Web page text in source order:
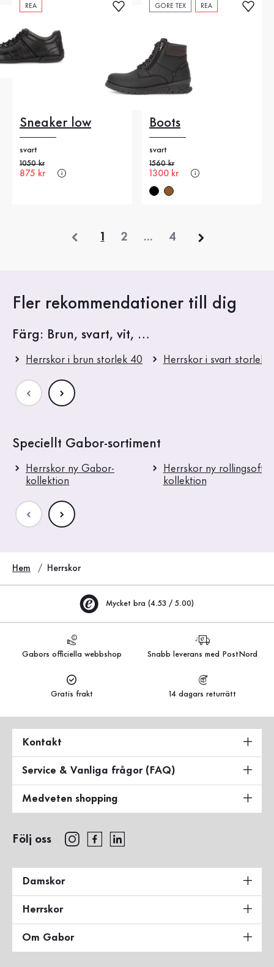
REA
Sneaker low
svart
Gammalt pris
1050 kr
Nytt pris
875 kr
GORE TEX REA
Boots
svart
Gammalt pris
1560 kr
Nytt pris
1300 kr
1 2 ... 4
Fler rekommendationer till dig
Färg: Brun, svart, vit, …
Herrskor i brun storlek 40 Herrskor i svart storlek
Speciellt Gabor-sortiment
Herrskor ny Gabor-
kollektion
Herrskor ny rollingsoft-
kollektion
Hem Herrskor
Mycket bra (4.53 / 5.00)
Gabors officiella webbshop Snabb leverans med PostNord
Gratis frakt 14 dagars returrätt
Kontakt
Service & Vanliga frågor (FAQ)
Medveten shopping
Följ oss
Damskor
Herrskor
Om Gabor